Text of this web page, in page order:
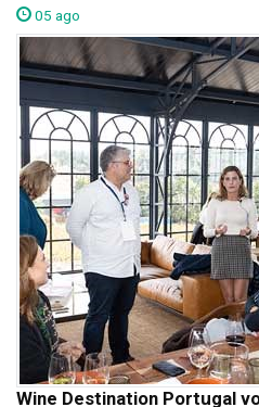
05 ago
Wine Destination Portugal